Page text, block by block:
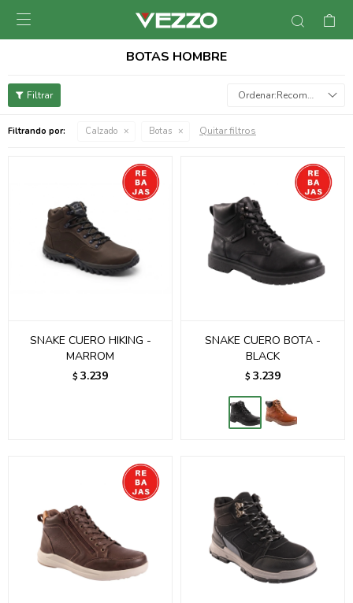

BOTAS HOMBRE
Recomendados
Filtrando por: Calzado Botas Quitar filtros
SNAKE CUERO HIKING -
MARROM
$ 3.239
SNAKE CUERO BOTA -
BLACK
$ 3.239